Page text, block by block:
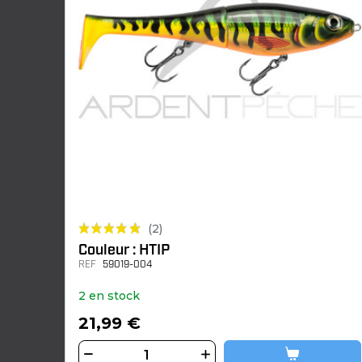
(2)
Couleur : HTIP
REF 59019-004
2 en stock
21,99 €